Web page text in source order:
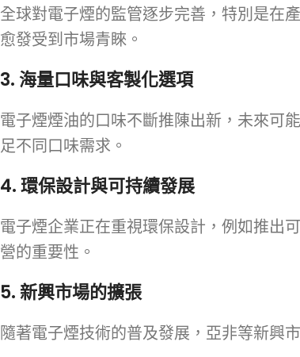
全球對電子煙的監管逐步完善，特別是在
愈發受到市場青睞。
3. 海量口味與客製化選項
電子煙煙油的口味不斷推陳出新，未來可
足不同口味需求。
4.環保設計與可持續發展
電子煙企業正在重視環保設計，例如推出
營的重要性。
5. 新興市場的擴張
隨著電子煙技術的普及發展，亞非等新興